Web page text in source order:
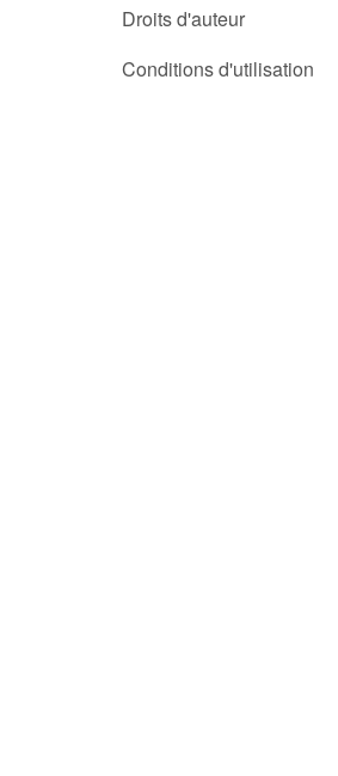
Droits d'auteur
Conditions d'utilisation